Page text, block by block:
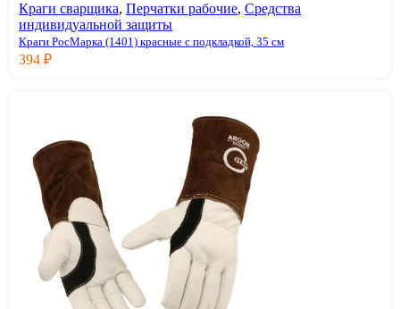
Краги сварщика, Перчатки рабочие, Средства
индивидуальной защиты
Краги РосМарка (1401) красные с подкладкой, 35 см
394 ₽